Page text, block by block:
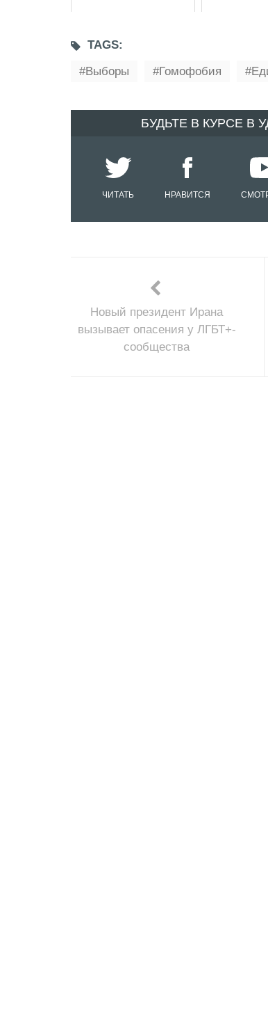
TAGS:
Выборы
Гомофобия
БУДЬТЕ В КУРСЕ В
ЧИТАТЬ НРАВИТСЯ
Новый президент Ирана
вызывает опасения у ЛГБТ+-
сообщества